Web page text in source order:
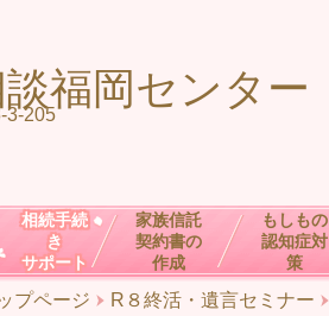
福岡センター
3-205
相続手続
き
サポート
家族信託
契約書の
作成
もしもの
認知症対
策
プページ R８終活・遺言セミナー